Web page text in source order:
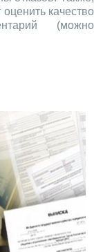
качество
(можно